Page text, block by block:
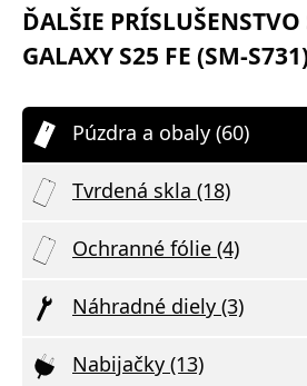
ĎALŠIE
GALAXY S25 FE (SM-
Púzdra a obaly (60)
Tvrdená skla (18)
Ochranné fólie (4)
Náhradné diely (3)
Nabijačky (13)